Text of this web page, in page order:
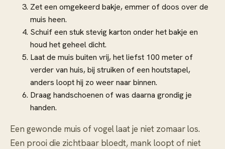
Zet een omgekeerd bakje, emmer of doos over de
muis heen.
Schuif een stuk stevig karton onder het bakje en
houd het geheel dicht.
Laat de muis buiten vrij, het liefst 100 meter of
verder van huis, bij struiken of een houtstapel,
anders loopt hij zo weer naar binnen.
Draag handschoenen of was daarna grondig je
handen.
Een gewonde muis of vogel laat je niet zomaar los.
Een prooi die zichtbaar bloedt, mank loopt of niet